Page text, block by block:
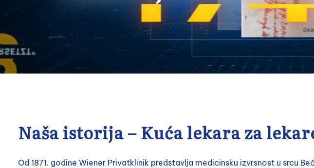
Naša istorija – Kuća lekara za
Od 1871. godine Wiener Privatklinik predstavlja medicinsku izvrsnost u srcu